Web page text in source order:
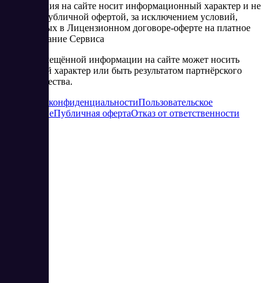
Информация на сайте носит информационный характер и не
является публичной офертой, за исключением условий,
изложенных в Лицензионном договоре-оферте на платное
использование Сервиса
Часть размещённой информации на сайте может носить
рекламный характер или быть результатом партнёрского
сотрудничества.
Политика конфиденциальностиПользовательское
соглашениеПубличная офертаОтказ от ответственности